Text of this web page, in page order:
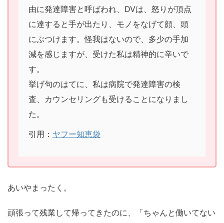
由に発達障害と呼ばわれ、DVは、怒りが頂点
に達すると手が出たり、モノをなげて顔、頭
にぶつけます。怪我はないので、多少の手加
減を感じますが、受けた私は精神的に辛いで
す。
挙げ句のはてに、私は病院で発達障害の検
査、カウンセリングも受けることになりまし
た。
引用： ヤフー知恵袋
あいやまったく。
頑張って残業して帰ってきたのに、「ちゃんと働いてない